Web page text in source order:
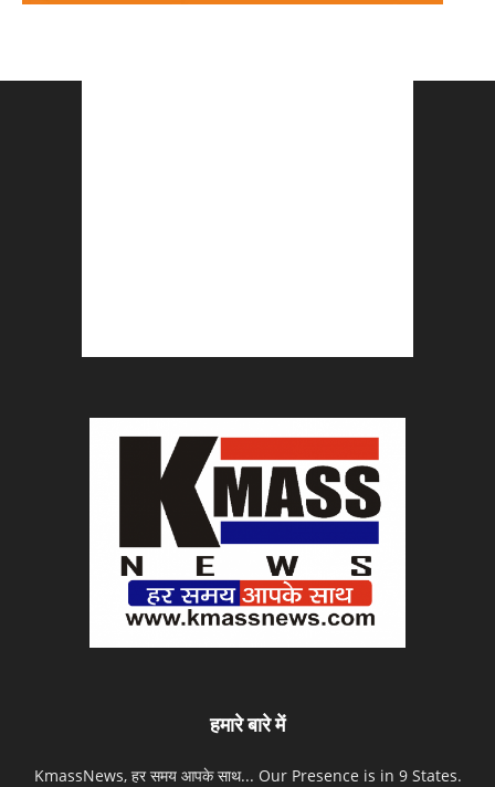
हमारे बारे में
KmassNews, हर समय आपके साथ... Our Presence is in 9 States.